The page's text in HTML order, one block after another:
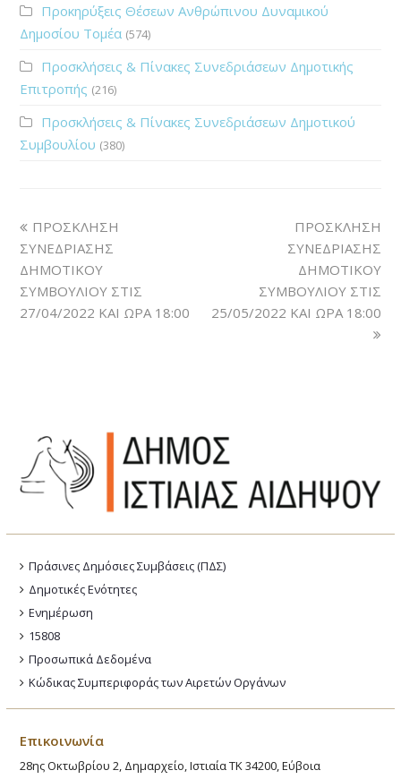
Προκηρύξεις Θέσεων Ανθρώπινου Δυναμικού
Δημοσίου Τομέα (574)
Προσκλήσεις & Πίνακες Συνεδριάσεων Δημοτικής
Επιτροπής (216)
Προσκλήσεις & Πίνακες Συνεδριάσεων Δημοτικού
Συμβουλίου (380)
ΠΡΟΣΚΛΗΣΗ
ΣΥΝΕΔΡΙΑΣΗΣ
ΔΗΜΟΤΙΚΟΥ
ΣΥΜΒΟΥΛΙΟΥ ΣΤΙΣ
27/04/2022 ΚΑΙ ΩΡΑ 18:00
ΠΡΟΣΚΛΗΣΗ
ΣΥΝΕΔΡΙΑΣΗΣ
ΔΗΜΟΤΙΚΟΥ
ΣΥΜΒΟΥΛΙΟΥ ΣΤΙΣ
25/05/2022 ΚΑΙ ΩΡΑ 18:00
Πράσινες Δημόσιες Συμβάσεις (ΠΔΣ)
Δημοτικές Ενότητες
Ενημέρωση
15808
Προσωπικά Δεδομένα
Κώδικας Συμπεριφοράς των Αιρετών Οργάνων
Επικοινωνία
28ης Οκτωβρίου 2, Δημαρχείο, Ιστιαία ΤΚ 34200, Εύβοια